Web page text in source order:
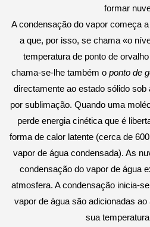
formar
A condensação do vapor começa
a que, por isso, se chama «o
temperatura de ponto de
chama-se-lhe também o ponto de
directamente ao estado sólido
por sublimação. Quando uma
perde energia cinética que é
forma de calor latente (cerca de
vapor de água condensada). As
condensação do vapor de água
atmosfera. A condensação inicia-
vapor de água são adicionadas ao
sua